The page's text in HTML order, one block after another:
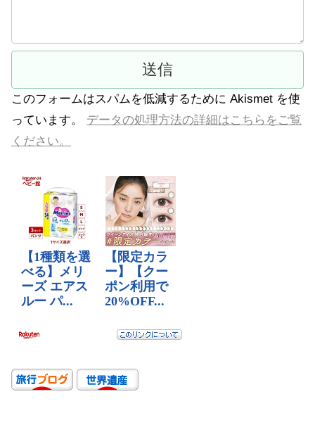
このフォームはスパムを低減するために Akismet を使
っています。 データの処理方法の詳細はこちらをご覧
ください。